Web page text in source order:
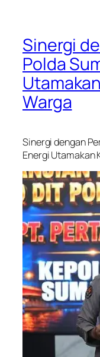
Sinergi
Polda
Warga
Sinergi dengan
Energi Utamakan